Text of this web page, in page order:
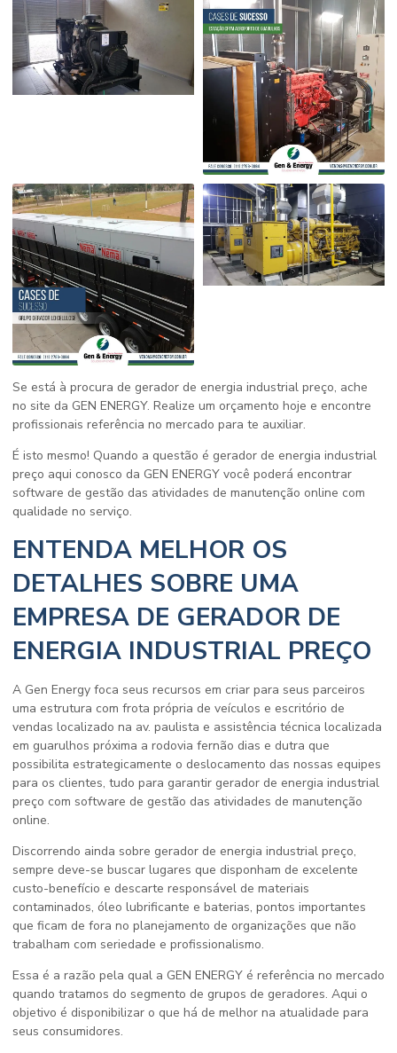
Se está à procura de gerador de energia industrial preço, ache
no site da GEN ENERGY. Realize um orçamento hoje e encontre
profissionais referência no mercado para te auxiliar.
É isto mesmo! Quando a questão é gerador de energia industrial
preço aqui conosco da GEN ENERGY você poderá encontrar
software de gestão das atividades de manutenção online com
qualidade no serviço.
ENTENDA MELHOR OS
DETALHES SOBRE UMA
EMPRESA DE GERADOR DE
ENERGIA INDUSTRIAL PREÇO
A Gen Energy foca seus recursos em criar para seus parceiros
uma estrutura com frota própria de veículos e escritório de
vendas localizado na av. paulista e assistência técnica localizada
em guarulhos próxima a rodovia fernão dias e dutra que
possibilita estrategicamente o deslocamento das nossas equipes
para os clientes, tudo para garantir gerador de energia industrial
preço com software de gestão das atividades de manutenção
online.
Discorrendo ainda sobre gerador de energia industrial preço,
sempre deve-se buscar lugares que disponham de excelente
custo-benefício e descarte responsável de materiais
contaminados, óleo lubrificante e baterias, pontos importantes
que ficam de fora no planejamento de organizações que não
trabalham com seriedade e profissionalismo.
Essa é a razão pela qual a GEN ENERGY é referência no mercado
quando tratamos do segmento de grupos de geradores. Aqui o
objetivo é disponibilizar o que há de melhor na atualidade para
seus consumidores.